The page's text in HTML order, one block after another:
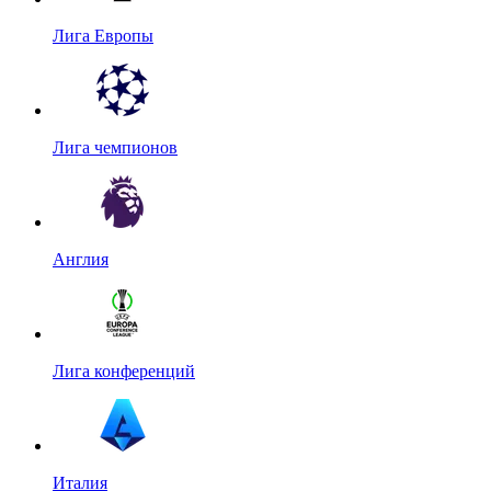
Лига Европы
Лига чемпионов
Англия
Лига конференций
Италия